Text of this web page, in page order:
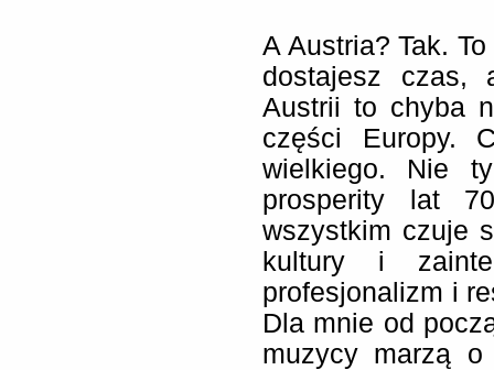
A Austria? Tak.
dostajesz czas,
Austrii to chyba
części Europy.
wielkiego. Nie
prosperity lat
wszystkim czuje
kultury i
profesjonalizm i
Dla mnie od
muzycy marzą